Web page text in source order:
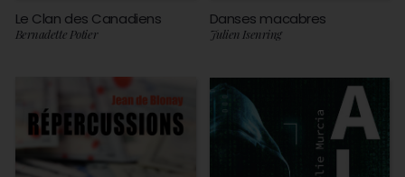
Le Clan des Canadiens
Bernadette Potier
Danses macabres
Julien Isenring